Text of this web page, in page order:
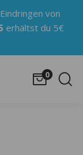
von
erhältst du 5€
0